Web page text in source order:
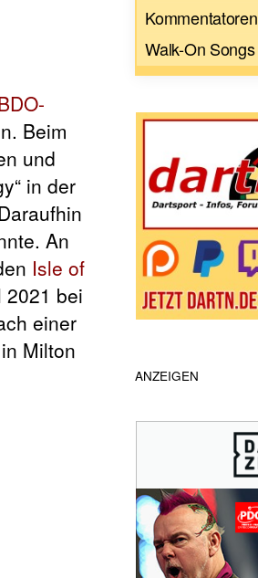
Beim
und
in der
An
Isle of
2021 bei
einer
Milton
Walk-On Songs
ANZEIGEN